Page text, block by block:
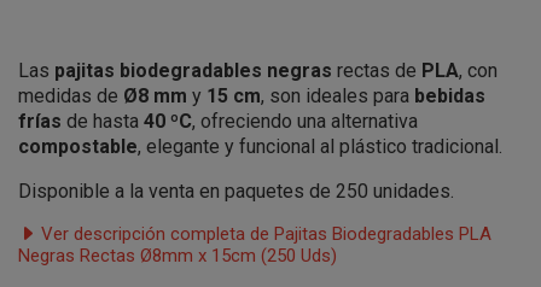
Las pajitas biodegradables negras rectas de PLA, con
medidas de Ø8 mm y 15 cm, son ideales para bebidas
frías de hasta 40 ºC, ofreciendo una alternativa
compostable, elegante y funcional al plástico tradicional.
Disponible a la venta en paquetes de 250 unidades.
Ver descripción completa de Pajitas Biodegradables PLA
Negras Rectas Ø8mm x 15cm (250 Uds)